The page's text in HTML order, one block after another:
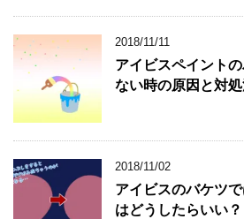
2018/11/11
アイビスペイント
ない時の原因と対
2018/11/02
アイビスのバケツ
はどうしたらいい？